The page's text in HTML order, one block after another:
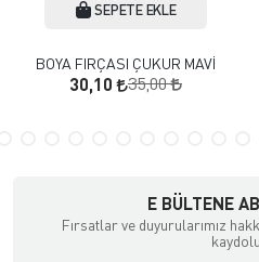
SEPETE EKLE
BOYA FIRÇASI ÇUKUR MAVİ
30,10 35,00
E BÜLTENE
Fırsatlar ve duyurularımız